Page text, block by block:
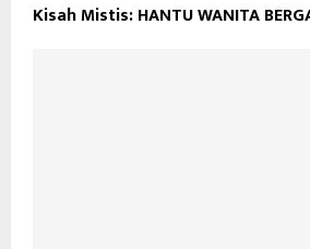
Kisah Mistis: HANTU WANITA